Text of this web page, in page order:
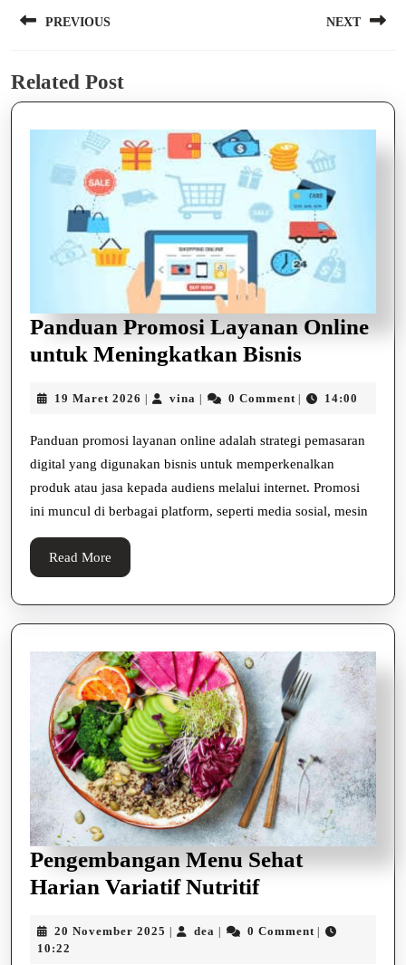
pos
PREVIOUS
post:
NEXT
Related Post
Panduan Promosi Layanan Online
untuk Meningkatkan Bisnis
Layanan
Online
untuk
Bisnis
19 Maret 2026 19
vina vina 0 Comment 14:00
Panduan promosi layanan online adalah strategi pemasaran
digital yang digunakan bisnis untuk memperkenalkan
produk atau jasa kepada audiens melalui internet. Promosi
ini muncul di berbagai platform, seperti media sosial, mesin
Read More
More
Pengembangan Menu Sehat
Harian Variatif Nutritif
Sehat
20 November 2025 20
dea dea 0 Comment
10:22